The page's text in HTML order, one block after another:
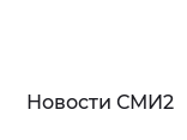
Новости СМИ2